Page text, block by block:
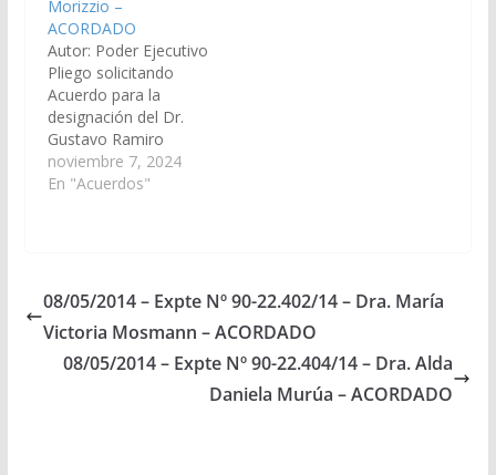
Comisión de Justicia,
Acuerdos y
Designaciones).
Acordado, el
28/04/2022.
Morizzio –
ACORDADO
Autor: Poder Ejecutivo
Pliego solicitando
Acuerdo para la
designación del Dr.
Gustavo Ramiro
Morizzio, DNI Nº
24.864.389, como
90-33.175/2024, a la
Comisión de Justicia,
Acuerdos y
Designaciones).
noviembre 7, 2024
En "Acuerdos"
08/05/2014 – Expte Nº 90-22.402/14 – Dra. María
Victoria Mosmann – ACORDADO
08/05/2014 – Expte Nº 90-22.404/14 – Dra. Alda
Daniela Murúa – ACORDADO